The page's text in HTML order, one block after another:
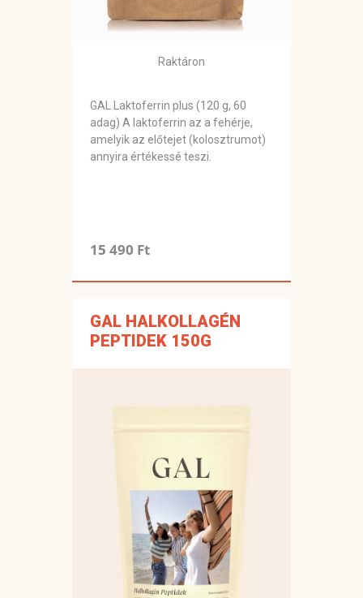
Raktáron
GAL Laktoferrin plus (120 g, 60
adag) A laktoferrin az a fehérje,
amelyik az előtejet (kolosztrumot)
annyira értékessé teszi.
15 490 Ft
GAL HALKOLLAGÉN
PEPTIDEK 150G